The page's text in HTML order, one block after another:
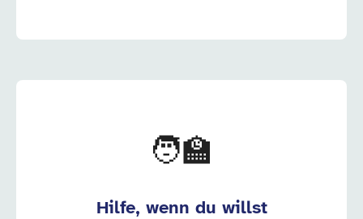
🧑‍🏫
Hilfe, wenn du willst